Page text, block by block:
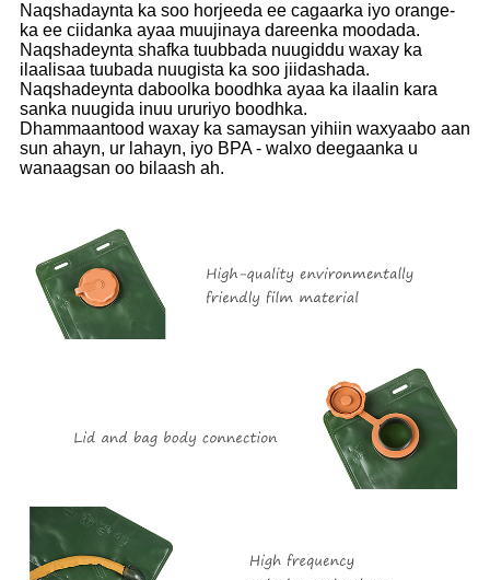
Naqshadaynta ka soo horjeeda ee cagaarka iyo orange-
ka ee ciidanka ayaa muujinaya dareenka moodada.
Naqshadeynta shafka tuubbada nuugiddu waxay ka
ilaalisaa tuubada nuugista ka soo jiidashada.
Naqshadeynta daboolka boodhka ayaa ka ilaalin kara
sanka nuugida inuu ururiyo boodhka.
Dhammaantood waxay ka samaysan yihiin waxyaabo aan
sun ahayn, ur lahayn, iyo BPA - walxo deegaanka u
wanaagsan oo bilaash ah.